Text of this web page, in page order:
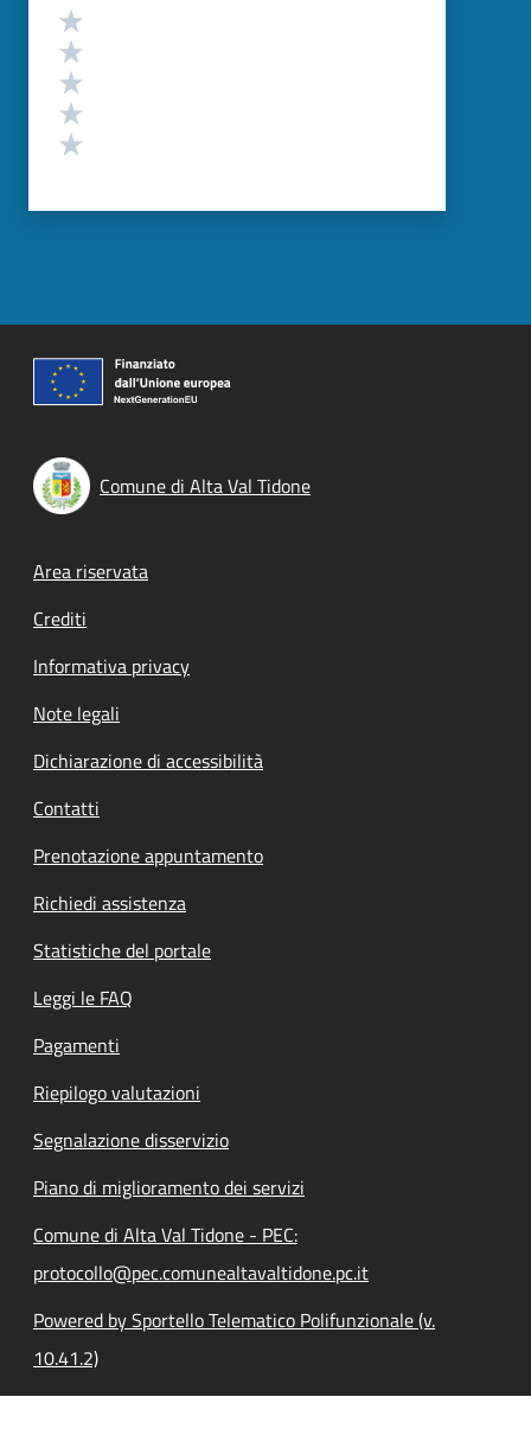
Valutazione
Comune di Alta Val Tidone
Footer menu
Area riservata
Crediti
Informativa privacy
Note legali
Dichiarazione di accessibilità
Contatti
Prenotazione appuntamento
Richiedi assistenza
Statistiche del portale
Leggi le FAQ
Pagamenti
Riepilogo valutazioni
Segnalazione disservizio
Piano di miglioramento dei servizi
Comune di Alta Val Tidone - PEC:
protocollo@pec.comunealtavaltidone.pc.it
Powered by Sportello Telematico Polifunzionale (v.
10.41.2)